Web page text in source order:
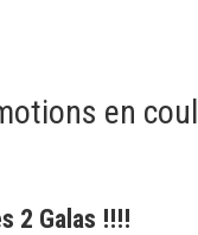
en
2 Galas !!!!